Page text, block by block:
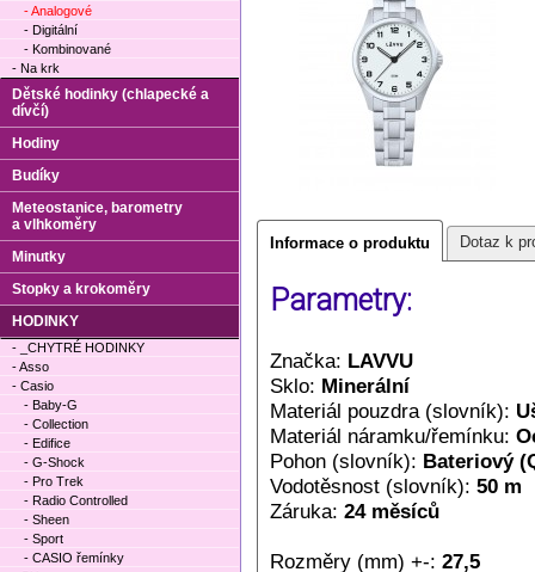
Informace o produktu Dotaz k
Parametry:
Značka: LAVVU
Sklo: Minerální
Materiál pouzdra (slovník):
Materiál náramku/řemínku:
Pohon (slovník): Bateriový
Vodotěsnost (slovník): 50 m
Záruka: 24 měsíců
Rozměry (mm) +-: 27,5
- Analogové
- Digitální
- Kombinované
- Na krk
Dětské hodinky (chlapecké a
dívčí)
Hodiny
Budíky
Meteostanice, barometry
a vlhkoměry
Minutky
Stopky a krokoměry
HODINKY
- _CHYTRÉ HODINKY
- Asso
- Casio
- Baby-G
- Collection
- Edifice
- G-Shock
- Pro Trek
- Radio Controlled
- Sheen
- Sport
- CASIO řemínky